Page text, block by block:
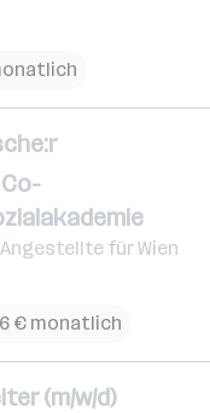
für Wien
€ monatlich
(m/w/d)